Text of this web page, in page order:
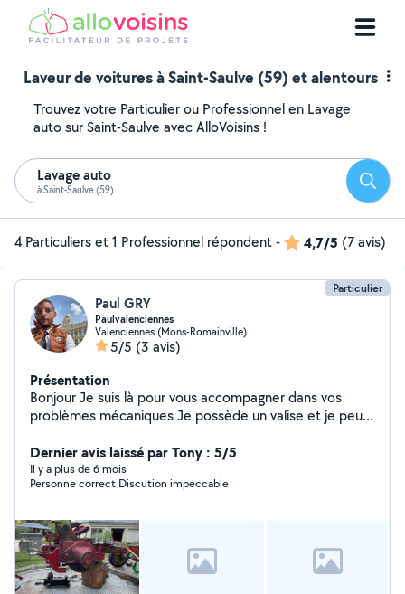
Laveur de voitures à Saint-Saulve (59) et alentours
Trouvez votre Particulier ou Professionnel en Lavage
auto sur Saint-Saulve avec AlloVoisins !
Lavage auto
à Saint-Saulve (59)
4 Particuliers et 1 Professionnel répondent- 4,7/5 (7 avis)
Particulier
Paul GRY
Paulvalenciennes
Valenciennes (Mons-Romainville)
5/5 (3 avis)
Présentation
Bonjour Je suis là pour vous accompagner dans vos
problèmes mécaniques Je possède un valise et je peux
passage éthanol Ou vous redémarrer un véhicule suite à
longue immobilisation par exemple Je peux également
réaliser de petit entretien
Dernier avis laissé par Tony : 5/5
Il y a plus de 6 mois
Personne correct Discution impeccable